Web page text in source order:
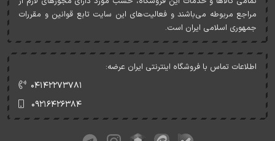
مراجع مربوطه می‌باشند و فعاليت‌های اين سايت تابع قوانين و مقررات
جمهوری اسلامی ايران است.
اطلاعات تماس با فروشگاه اینترنتی ایران عرضه:
۰۴۱۴۲۲۷۳۷۸۱
۰۹۲۱۶۴۲۶۳۸۴